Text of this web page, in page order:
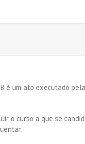
é um ato executado
o curso a que se